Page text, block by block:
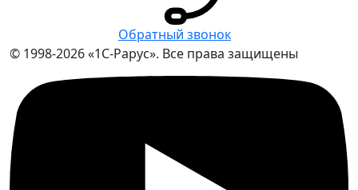
Обратный звонок
© 1998-2026 «1С-Рарус». Все права защищены